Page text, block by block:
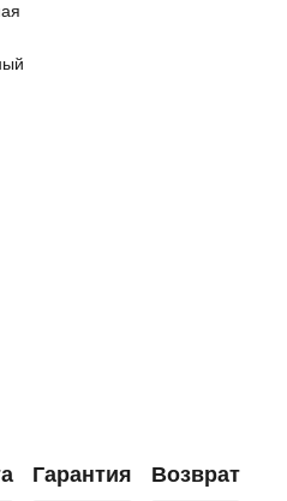
Гарантия Возврат